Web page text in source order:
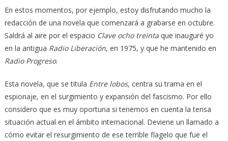
En estos momentos, por ejemplo, estoy disfrutando mucho la
redacción de una novela que comenzará a grabarse en octubre.
Saldrá al aire por el espacio Clave ocho treintaque inauguré yo
en la antigua Radio Liberación, en 1975, y que he mantenido en
Radio Progreso.
Esta novela, que se titula Entre lobos, centra su trama en el
espionaje, en el surgimiento y expansión del fascismo. Por ello
considero que es muy oportuna si tenemos en cuenta la tensa
situación actual en el ámbito internacional. Deviene un llamado a
cómo evitar el resurgimiento de ese terrible flagelo que fue el